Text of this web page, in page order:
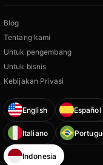
Blog
Tentang kami
Untuk pengembang
Untuk bisnis
Kebijakan Privasi
English Español
Italiano
Indonesia